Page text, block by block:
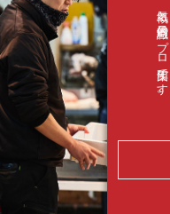
気概と目的意識のプロ集団です。